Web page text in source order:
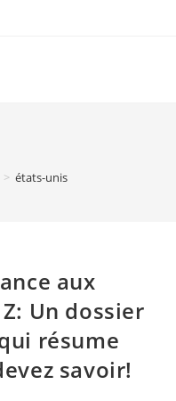
> états-unis
aux
Un dossier
résume
savoir!